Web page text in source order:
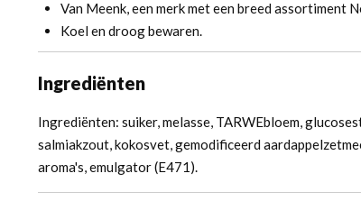
Van Meenk, een merk met een breed assortiment
Koel en droog bewaren.
Ingrediënten
Ingrediënten: suiker, melasse, TARWEbloem,
salmiakzout, kokosvet, gemodificeerd
aroma's, emulgator (E471).